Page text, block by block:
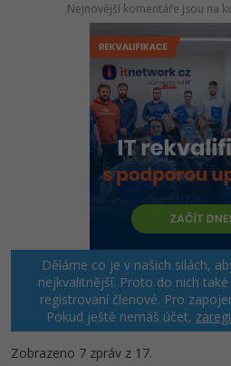
Nejnovější komentáře jsou na
Děláme co je v našich silách,
nejkvalitnější. Proto do nich
registrovaní členové. Pro
Pokud ještě nemáš účet,
Zobrazeno 7 zpráv z 17.